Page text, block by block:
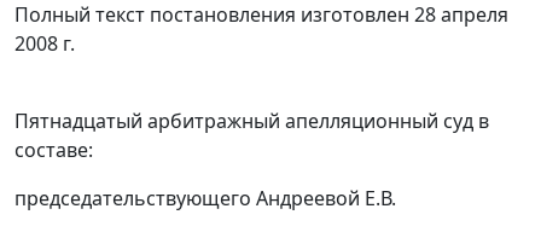
Полный текст постановления изготовлен 28 апреля
2008 г.
Пятнадцатый арбитражный апелляционный суд в
составе:
председательствующего Андреевой Е.В.